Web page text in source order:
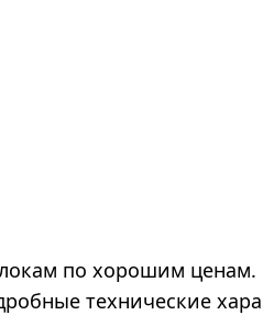
по хорошим
технические